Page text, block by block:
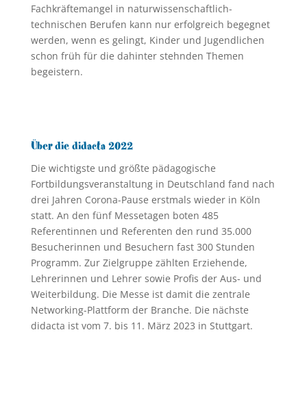
Fachkräftemangel in naturwissenschaftlich-
technischen Berufen kann nur erfolgreich begegnet
werden, wenn es gelingt, Kinder und Jugendlichen
schon früh für die dahinter stehnden Themen
begeistern.
Über die didacta 2022
Die wichtigste und größte pädagogische
Fortbildungsveranstaltung in Deutschland fand nach
drei Jahren Corona-Pause erstmals wieder in Köln
statt. An den fünf Messetagen boten 485
Referentinnen und Referenten den rund 35.000
Besucherinnen und Besuchern fast 300 Stunden
Programm. Zur Zielgruppe zählten Erziehende,
Lehrerinnen und Lehrer sowie Profis der Aus- und
Weiterbildung. Die Messe ist damit die zentrale
Networking-Plattform der Branche. Die nächste
didacta ist vom 7. bis 11. März 2023 in Stuttgart.